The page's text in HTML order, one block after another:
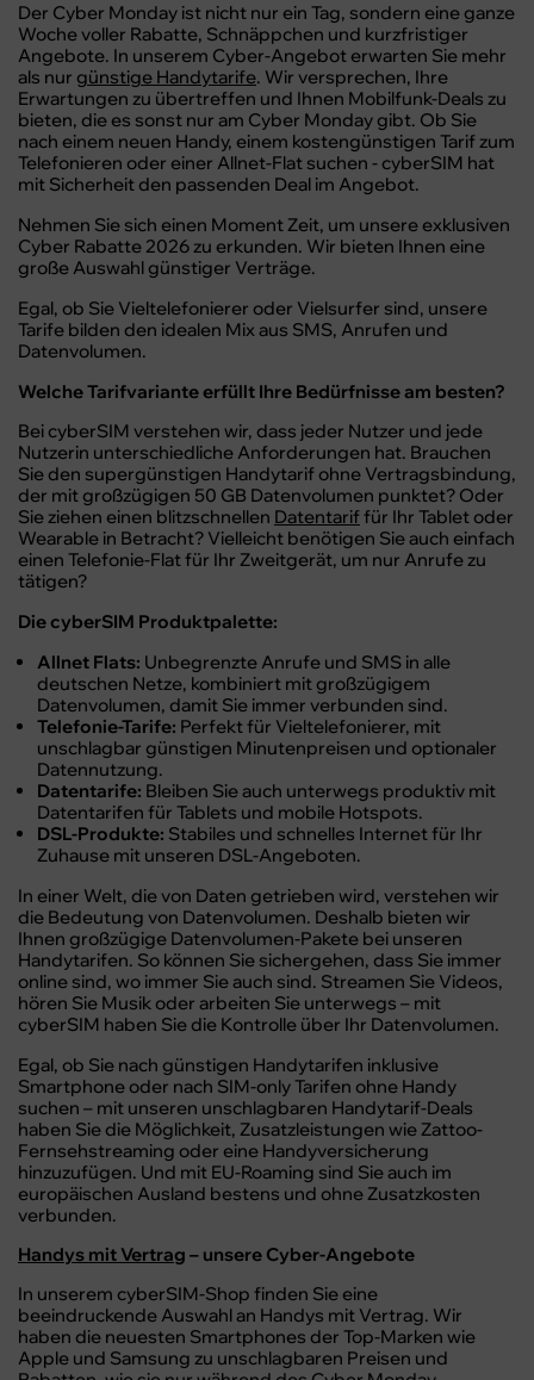
Der Cyber Monday ist nicht nur ein Tag, sondern eine ganze
Woche voller Rabatte, Schnäppchen und kurzfristiger
Angebote. In unserem Cyber-Angebot erwarten Sie mehr
als nur günstige Handytarife. Wir versprechen, Ihre
Erwartungen zu übertreffen und Ihnen Mobilfunk-Deals zu
bieten, die es sonst nur am Cyber Monday gibt. Ob Sie
nach einem neuen Handy, einem kostengünstigen Tarif zum
Telefonieren oder einer Allnet-Flat suchen - cyberSIM hat
mit Sicherheit den passenden Deal im Angebot.
Nehmen Sie sich einen Moment Zeit, um unsere exklusiven
Cyber Rabatte 2026 zu erkunden. Wir bieten Ihnen eine
große Auswahl günstiger Verträge.
Egal, ob Sie Vieltelefonierer oder Vielsurfer sind, unsere
Tarife bilden den idealen Mix aus SMS, Anrufen und
Datenvolumen.
Welche Tarifvariante erfüllt Ihre Bedürfnisse am besten?
Bei cyberSIM verstehen wir, dass jeder Nutzer und jede
Nutzerin unterschiedliche Anforderungen hat. Brauchen
Sie den supergünstigen Handytarif ohne Vertragsbindung,
der mit großzügigen 50 GB Datenvolumen punktet? Oder
Sie ziehen einen blitzschnellen Datentariffür Ihr Tablet oder
Wearable in Betracht? Vielleicht benötigen Sie auch einfach
einen Telefonie-Flat für Ihr Zweitgerät, um nur Anrufe zu
tätigen?
Die cyberSIM Produktpalette:
Allnet Flats: Unbegrenzte Anrufe und SMS in alle
deutschen Netze, kombiniert mit großzügigem
Datenvolumen, damit Sie immer verbunden sind.
Telefonie-Tarife: Perfekt für Vieltelefonierer, mit
unschlagbar günstigen Minutenpreisen und optionaler
Datennutzung.
Datentarife: Bleiben Sie auch unterwegs produktiv mit
Datentarifen für Tablets und mobile Hotspots.
DSL-Produkte: Stabiles und schnelles Internet für Ihr
Zuhause mit unseren DSL-Angeboten.
In einer Welt, die von Daten getrieben wird, verstehen wir
die Bedeutung von Datenvolumen. Deshalb bieten wir
Ihnen großzügige Datenvolumen-Pakete bei unseren
Handytarifen. So können Sie sichergehen, dass Sie immer
online sind, wo immer Sie auch sind. Streamen Sie Videos,
hören Sie Musik oder arbeiten Sie unterwegs – mit
cyberSIM haben Sie die Kontrolle über Ihr Datenvolumen.
Egal, ob Sie nach günstigen Handytarifen inklusive
Smartphone oder nach SIM-only Tarifen ohne Handy
suchen – mit unseren unschlagbaren Handytarif-Deals
haben Sie die Möglichkeit, Zusatzleistungen wie Zattoo-
Fernsehstreaming oder eine Handyversicherung
hinzuzufügen. Und mit EU-Roaming sind Sie auch im
europäischen Ausland bestens und ohne Zusatzkosten
verbunden.
Handys mit Vertrag – unsere Cyber-Angebote
In unserem cyberSIM-Shop finden Sie eine
beeindruckende Auswahl an Handys mit Vertrag. Wir
haben die neuesten Smartphones der Top-Marken wie
Apple und Samsung zu unschlagbaren Preisen und